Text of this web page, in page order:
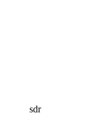
sdr